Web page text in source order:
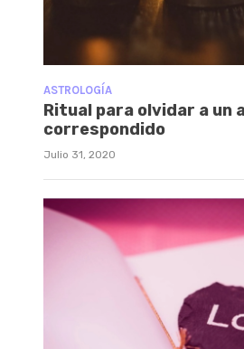
ASTROLOGÍA
Ritual para olvidar a un
correspondido
Julio 31, 2020